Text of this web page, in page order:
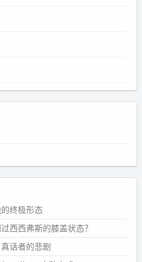
终极形态
西西弗斯的膝盖状态？
话者的悲剧